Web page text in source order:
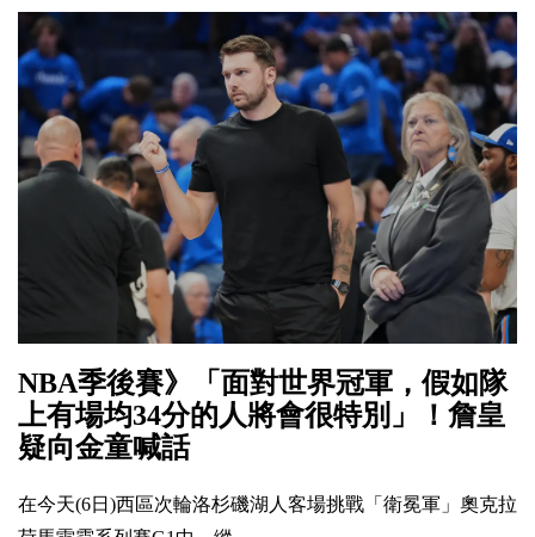
NBA季後賽》「面對世界冠軍，假如隊
上有場均34分的人將會很特別」！詹皇
疑向金童喊話
在今天(6日)西區次輪洛杉磯湖人客場挑戰「衛冕軍」奧克拉